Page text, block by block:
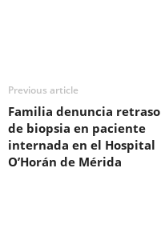
Previous article
Familia denuncia retraso
de biopsia en paciente
internada en el Hospital
O’Horán de Mérida